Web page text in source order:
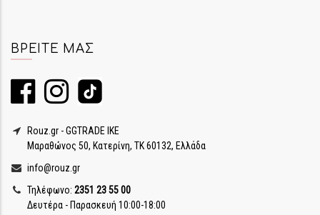
ΒΡΕΊΤΕ ΜΑΣ
Rouz.gr - GGTRADE IKE
Μαραθώνος 50, Κατερίνη, ΤΚ 60132, Ελλάδα
info@rouz.gr
Τηλέφωνο: 2351 23 55 00
Δευτέρα - Παρασκευή 10:00-18:00